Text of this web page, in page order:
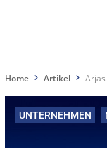
Home Artikel Arjas
UNTERNEHMEN